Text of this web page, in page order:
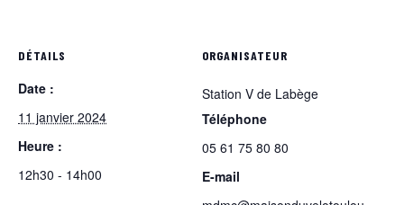
DÉTAILS
Date :
11 janvier 2024
Heure :
12h30 - 14h00
ORGANISATEUR
Station V de Labège
Téléphone
05 61 75 80 80
E-mail